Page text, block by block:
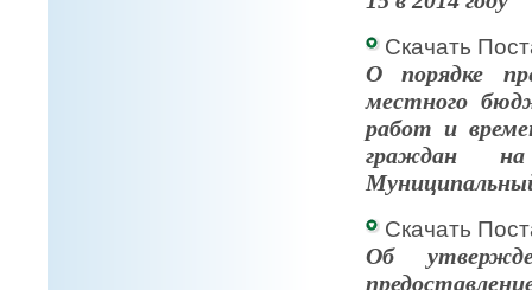
Скачать
О порядке
местного
работ и
граждан на
Скачать
Об